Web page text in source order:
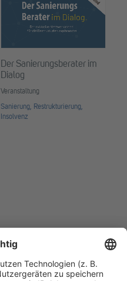
Der Sanierungsberater im
Dialog
Veranstaltung
Sanierung, Restrukturierung,
Insolvenz